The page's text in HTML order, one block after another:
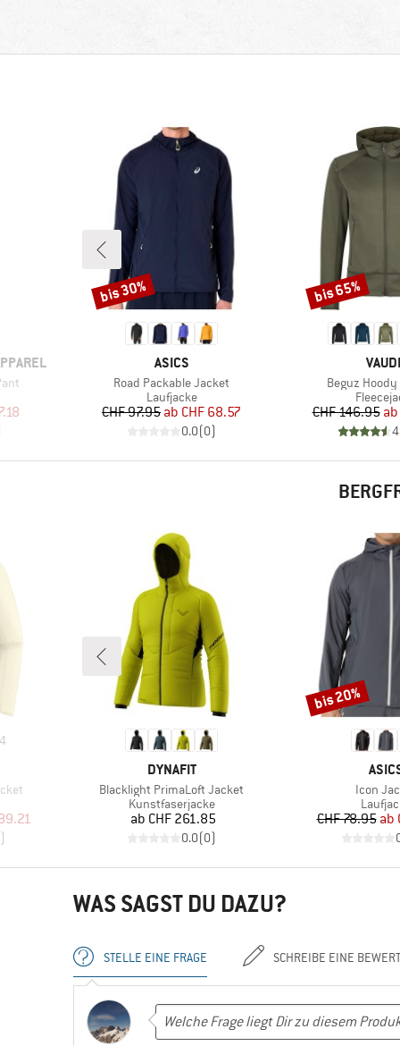
Preis
MARKE
ASICS
Artikel
Road Packable Jacket
Produktgruppe
Laufjacke
Preis
CHF 97.95 reduzierter Preis
ab CHF 68.57
0.0(0)
Rabatt
bis 30%
Artikel
Beguz
CHF 146.95 ab
Rabatt
bis 65%
4
Preis
)
MARKE
DYNAFIT
Artikel
Blacklight PrimaLoft Jacket
Produktgruppe
Kunstfaserjacke
Preis
ab CHF 261.85
0.0(0)
Artikel
Icon
CHF 78.95 ab
Rabatt
bis 20%
WAS SAGST DU DAZU?
STELLE EINE FRAGE SCHREIBE EINE